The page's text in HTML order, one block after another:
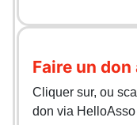
Faire un
Cliquer sur, ou
don via HelloAsso